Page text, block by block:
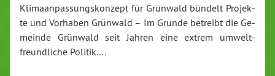
Kli­ma­an­pas­sungs­kon­zept für Grün­wald bün­delt Pro­jek­
te und Vor­ha­ben Grün­wald – Im Grun­de be­treibt die Ge­
mein­de Grün­wald seit Jah­ren eine ex­trem um­welt­
freund­li­che Po­li­tik….